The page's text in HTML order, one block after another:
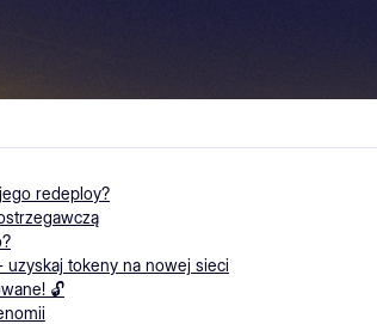
redeploy?
uzyskaj tokeny na nowej sieci
🔓